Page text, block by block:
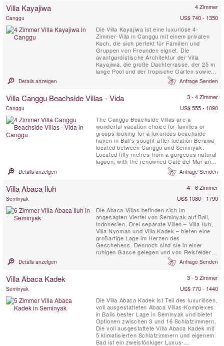
Privatvilla ist perfekt für eine Familie oder
eine Gruppe von Freunden, die ...
Villa Kayajiwa 4 Zimmer
Canggu
US$ 740 - 1350
Die Villa Kayajiwa ist eine luxuriöse 4-
Zimmer-Villa in Canggu mit einem privaten
Koch, die sich perfekt für Familien und
Gruppen von Freunden eignet. Die
avantgardistische Architektur der Villa
Kayajiwa, die große Dachterrasse, der 25 m
lange Pool und der tropische Garten sowie
das wunderschön gestaltete Interieur, der
speziell gestaltete Karaokeraum und das
Juwel absolut. Es befindet sich in einer
ruhigen Ecke von Batu Bolong, einem ...
Details anzeigen Anfrage Senden
Villa Canggu Beachside Villas - Vida 3 - 4 Zimmer
Canggu
US$ 555 - 1090
The Canggu Beachside Villas are a
wonderful vacation choice for families or
groups looking for a luxurious beachside
haven in Bali's sought-after location Berawa
located between Canggu and Seminyak.
Located fifty metres from a gorgeous natural
lagoon, with the renowned Café del Mar and
Lalaguna just a 100 m stroll from your front
door, the three villas have been designed to
own unique character. Five-bedroomed Villa
Details anzeigen Anfrage Senden
Villa Abaca Iluh 4 - 6 Zimmer
Seminyak
US$ 1080 - 1790
Die Abaca Villas befinden sich im
angesagten Viertel von Seminyak auf Bali,
Indonesien. Drei separate Villen – Villa Iluh,
Villa Nyoman und Villa Kadek – bieten eine
großartige Lage im Herzen des
Geschehens. Dennoch sind sie in einer
ruhigen Gasse gelegen und von Reisfeldern
umgeben, wodurch eine angenehme Ruhe
und Entspannung gewährleistet ist. Einige
nur wenige Schritte von den Abaca Villas
Details anzeigen Anfrage Senden
Villa Abaca Kadek 3 - 5 Zimmer
Seminyak
US$ 770 - 1440
Die Villa Abaca Kadek ist Teil des luxuriösen,
voll ausgestatteten Abaca Villas-Komplexes
in Balis bester Lage in Seminyak und bietet
Optionen zwischen 3 und 16 Schlafzimmern.
Die voll ausgestattete Villa Abaca Kadek mit
5 klimatisierten Schlafzimmern und eigenem
Bad ist ein zweistöckiger Luxus-